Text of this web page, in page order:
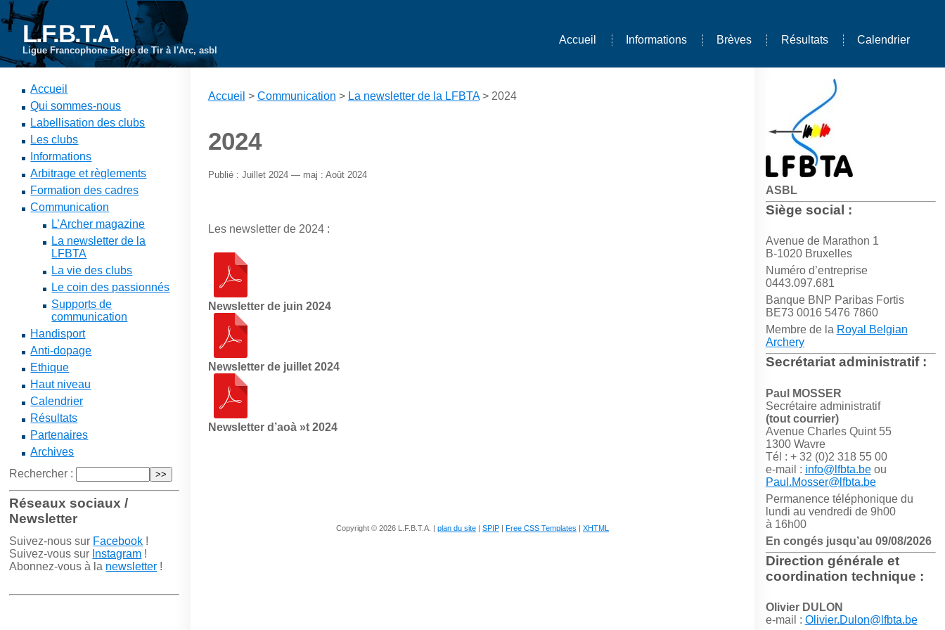
L.F.B.T.A.
Ligue Francophone Belge de Tir à l'Arc, asbl
Accueil Informations Brèves Résultats Calendrier
ASBL
Siège social :
Avenue de Marathon 1
B-1020 Bruxelles
Numéro d’entreprise
0443.097.681
Banque BNP Paribas Fortis
BE73 0016 5476 7860
Membre de la Royal Belgian
Archery
Secrétariat administratif :
Paul MOSSER
Secrétaire administratif
(tout courrier)
Avenue Charles Quint 55
1300 Wavre
Tél : + 32 (0)2 318 55 00
e-mail : info@lfbta.beou
Paul.Mosser@lfbta.be
Permanence téléphonique du
lundi au vendredi de 9h00
à 16h00
En congés jusqu’au 09/08/2026
Direction générale et
coordination technique :
Olivier DULON
e-mail : Olivier.Dulon@lfbta.be
Accueil
Qui sommes-nous
Labellisation des clubs
Les clubs
Informations
Arbitrage et règlements
Formation des cadres
Communication
L’Archer magazine
La newsletter de la
LFBTA
La vie des clubs
Le coin des passionnés
Supports de
communication
Handisport
Anti-dopage
Ethique
Haut niveau
Calendrier
Résultats
Partenaires
Archives
Rechercher :
Réseaux sociaux /
Newsletter
Suivez-nous sur Facebook !
Suivez-vous sur Instagram !
Abonnez-vous à la newsletter !
Accueil > Communication > La newsletter de la LFBTA> 2024
2024
Publié : Juillet 2024 — maj : Août 2024
Les newsletter de 2024 :
Newsletter de juin 2024
Newsletter de juillet 2024
Newsletter d’aoà »t 2024
Copyright © 2026 L.F.B.T.A. | plan du site | SPIP | Free CSS Templates | XHTML